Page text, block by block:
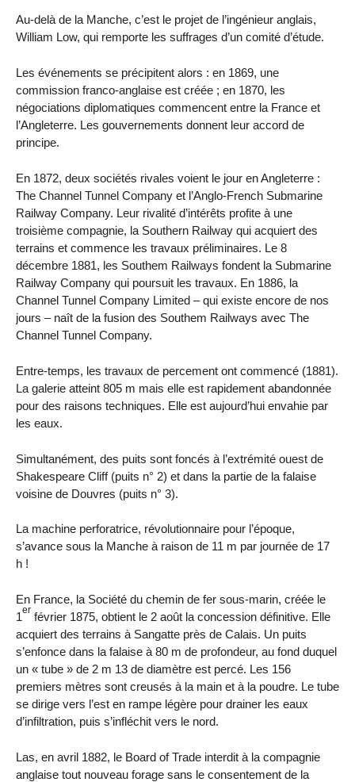
Au-delà de la Manche, c’est le projet de l’ingénieur anglais,
William Low, qui remporte les suffrages d’un comité d’étude.
Les événements se précipitent alors : en 1869, une
commission franco-anglaise est créée ; en 1870, les
négociations diplomatiques commencent entre la France et
l’Angleterre. Les gouvernements donnent leur accord de
principe.
En 1872, deux sociétés rivales voient le jour en Angleterre :
The Channel Tunnel Company et l’Anglo-French Submarine
Railway Company. Leur rivalité d’intérêts profite à une
troisième compagnie, la Southern Railway qui acquiert des
terrains et commence les travaux préliminaires. Le 8
décembre 1881, les Southem Railways fondent la Submarine
Railway Company qui poursuit les travaux. En 1886, la
Channel Tunnel Company Limited – qui existe encore de nos
jours – naît de la fusion des Southem Railways avec The
Channel Tunnel Company.
Entre-temps, les travaux de percement ont commencé (1881).
La galerie atteint 805 m mais elle est rapidement abandonnée
pour des raisons techniques. Elle est aujourd’hui envahie par
les eaux.
Simultanément, des puits sont foncés à l’extrémité ouest de
Shakespeare Cliff (puits n° 2) et dans la partie de la falaise
voisine de Douvres (puits n° 3).
La machine perforatrice, révolutionnaire pour l’époque,
s’avance sous la Manche à raison de 11 m par journée de 17
h !
En France, la Société du chemin de fer sous-marin, créée le
1er février 1875, obtient le 2 août la concession définitive. Elle
acquiert des terrains à Sangatte près de Calais. Un puits
s’enfonce dans la falaise à 80 m de profondeur, au fond duquel
un « tube » de 2 m 13 de diamètre est percé. Les 156
premiers mètres sont creusés à la main et à la poudre. Le tube
se dirige vers l’est en rampe légère pour drainer les eaux
d’infiltration, puis s’infléchit vers le nord.
Las, en avril 1882, le Board of Trade interdit à la compagnie
anglaise tout nouveau forage sans le consentement de la